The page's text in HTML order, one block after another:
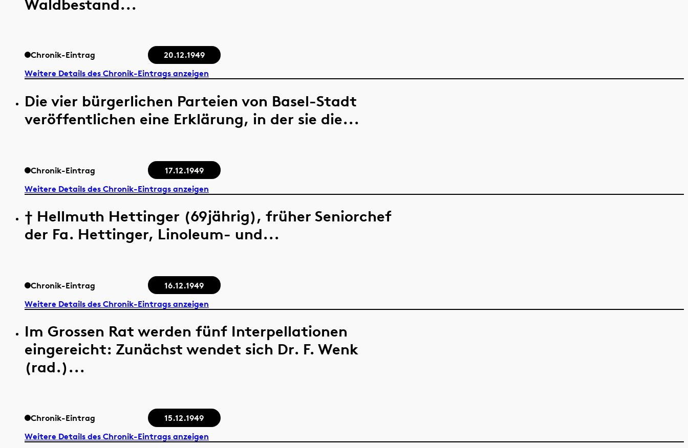
Waldbestand...
Chronik-Eintrag
20.12.1949
Weitere Details des Chronik-Eintrags anzeigen
Die vier bürgerlichen Parteien von Basel-Stadt
veröffentlichen eine Erklärung, in der sie die...
Chronik-Eintrag
17.12.1949
Weitere Details des Chronik-Eintrags anzeigen
† Hellmuth Hettinger (69jährig), früher Seniorchef
der Fa. Hettinger, Linoleum- und...
Chronik-Eintrag
16.12.1949
Weitere Details des Chronik-Eintrags anzeigen
Im Grossen Rat werden fünf Interpellationen
eingereicht: Zunächst wendet sich Dr. F. Wenk
(rad.)...
Chronik-Eintrag
15.12.1949
Weitere Details des Chronik-Eintrags anzeigen